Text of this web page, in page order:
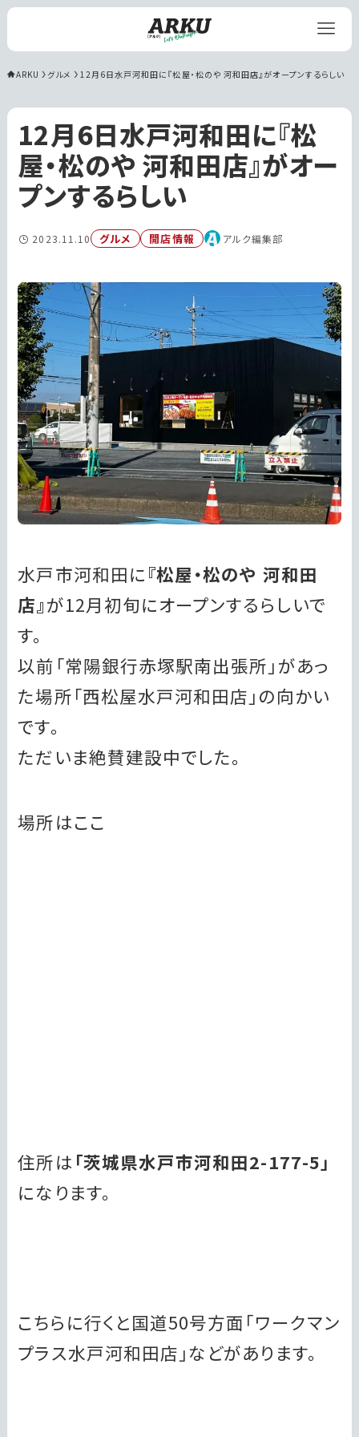
ARKU グルメ 12月6日水戸河和田に『松屋・松のや 河和田店』がオープンするらしい
12月6日水戸河和田に『松
屋・松のや 河和田店』がオー
プンするらしい
グルメ 開店情報
2023.11.10 アルク編集部
水戸市河和田に『松屋・松のや 河和田
店』が12月初旬にオープンするらしいで
す。
以前「常陽銀行赤塚駅南出張所」があっ
た場所「西松屋水戸河和田店」の向かい
です。
ただいま絶賛建設中でした。
場所はここ
住所は 「茨城県水戸市河和田2-177-5」
になります。
こちらに行くと国道50号方面「ワークマン
プラス水戸河和田店」などがあります。